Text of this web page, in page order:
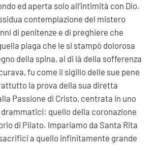
ed aperta solo all’intimità con Dio.
contemplazione del mistero
di penitenze e di preghiere che
piaga che le si stampò dolorosa
della spina, al di là della sofferenza
fu come il sigillo delle sue pene
la prova della sua diretta
Passione di Cristo, centrata in uno
quello della coronazione
di Pilato. Impariamo da Santa Rita
a quello infinitamente grande